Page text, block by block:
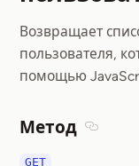
Возвращает
пользователя,
помощью
Метод
GET